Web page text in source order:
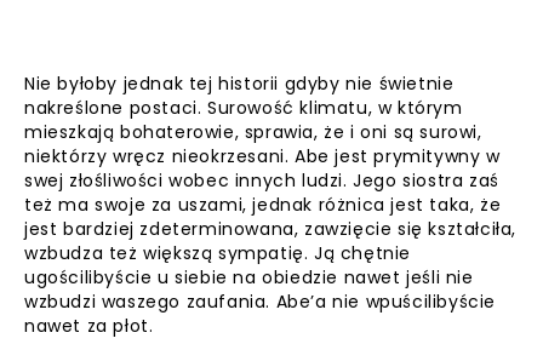
Nie byłoby jednak tej historii gdyby nie świetnie
nakreślone postaci. Surowość klimatu, w którym
mieszkają bohaterowie, sprawia, że i oni są surowi,
niektórzy wręcz nieokrzesani. Abe jest prymitywny w
swej złośliwości wobec innych ludzi. Jego siostra zaś
też ma swoje za uszami, jednak różnica jest taka, że
jest bardziej zdeterminowana, zawzięcie się kształciła,
wzbudza też większą sympatię. Ją chętnie
ugościlibyście u siebie na obiedzie nawet jeśli nie
wzbudzi waszego zaufania. Abe’a nie wpuścilibyście
nawet za płot.